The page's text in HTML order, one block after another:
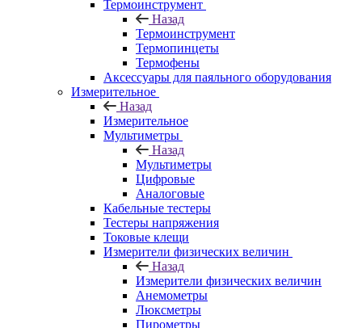
Термоинструмент
Назад
Термоинструмент
Термопинцеты
Термофены
Аксессуары для паяльного оборудования
Измерительное
Назад
Измерительное
Мультиметры
Назад
Мультиметры
Цифровые
Аналоговые
Кабельные тестеры
Тестеры напряжения
Токовые клещи
Измерители физических величин
Назад
Измерители физических величин
Анемометры
Люксметры
Пирометры